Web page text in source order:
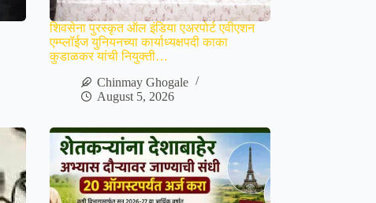
शिवसेना पुरस्कृत ऑल इंडिया एअरपोर्ट एवीएशन
एम्प्लॉईज युनियनच्या कार्याध्यक्षपदी काका
कुडाळकर यांची नियुक्ती…
Chinmay Ghogale
August 5, 2026